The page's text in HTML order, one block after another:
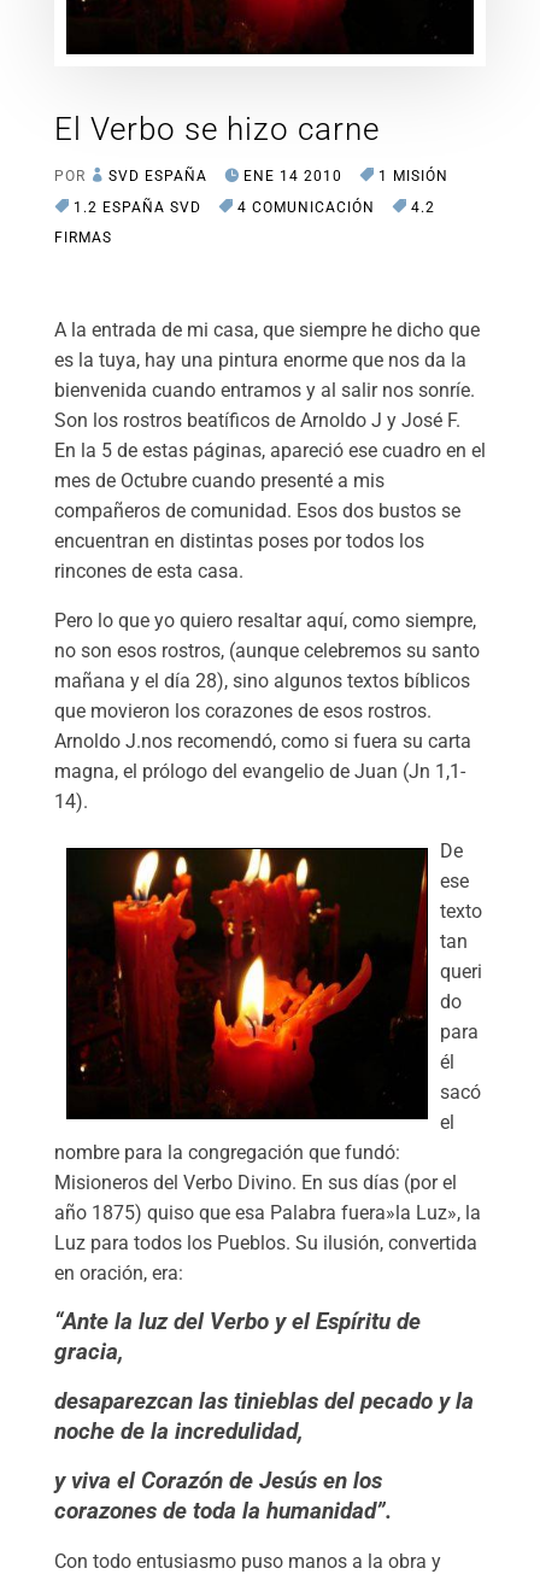
El Verbo se hizo carne
POR SVD ESPAÑA ENE 14 2010
1 MISIÓN
1.2 ESPAÑA SVD
4 COMUNICACIÓN
4.2
FIRMAS
A la entrada de mi casa, que siempre he dicho que
es la tuya, hay una pintura enorme que nos da la
bienvenida cuando entramos y al salir nos sonríe.
Son los rostros beatíficos de Arnoldo J y José F.
En la 5 de estas páginas, apareció ese cuadro en el
mes de Octubre cuando presenté a mis
compañeros de comunidad. Esos dos bustos se
encuentran en distintas poses por todos los
rincones de esta casa.
Pero lo que yo quiero resaltar aquí, como siempre,
no son esos rostros, (aunque celebremos su santo
mañana y el día 28), sino algunos textos bíblicos
que movieron los corazones de esos rostros.
Arnoldo J.nos recomendó, como si fuera su carta
magna, el prólogo del evangelio de Juan (Jn 1,1-
14).
De
ese
texto
tan
queri
do
para
él
sacó
el
nombre para la congregación que fundó:
Misioneros del Verbo Divino. En sus días (por el
año 1875) quiso que esa Palabra fuera»la Luz», la
Luz para todos los Pueblos. Su ilusión, convertida
en oración, era:
“Ante la luz del Verbo y el Espíritu de
gracia,
desaparezcan las tinieblas del pecado y la
noche de la incredulidad,
y viva el Corazón de Jesús en los
corazones de toda la humanidad”.
Con todo entusiasmo puso manos a la obra y